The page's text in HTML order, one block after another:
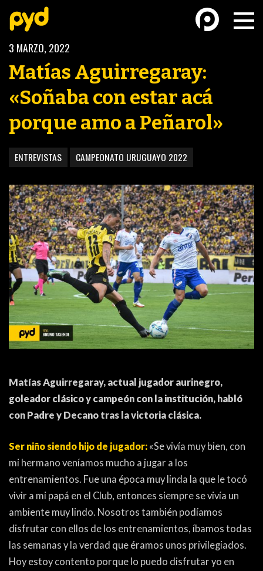
BASKETBALL FÚTBOL FEMENINO
FUTSAL FUTSAL FEMENINO
ACTUALIDAD
3ERA DIVISIÓN
FORMATIVAS
PARTIDOS
CONTENIDOS
COLUMNAS
ENTREVISTAS
TRIBUNA
PYD RADIO
PEÑAS
ENCUESTAS
OTROS DEPORTES
ATLETISMO
HANDBALL
FÚTBOL PLAYA
MÁS DE PYD
HISTORIA
3 MARZO, 2022
Matías Aguirregaray:
«Soñaba con estar acá
porque amo a Peñarol»
ENTREVISTAS CAMPEONATO URUGUAYO 2022
Matías Aguirregaray, actual jugador aurinegro,
goleador clásico y campeón con la institución, habló
con Padre y Decano tras la victoria clásica.
Ser niño siendo hijo de jugador: «Se vivía muy bien, con
mi hermano veníamos mucho a jugar a los
entrenamientos. Fue una época muy linda la que le tocó
vivir a mi papá en el Club, entonces siempre se vivía un
ambiente muy lindo. Nosotros también podíamos
disfrutar con ellos de los entrenamientos, íbamos todas
las semanas y la verdad que éramos unos privilegiados.
Hoy estoy contento porque lo puedo disfrutar yo en